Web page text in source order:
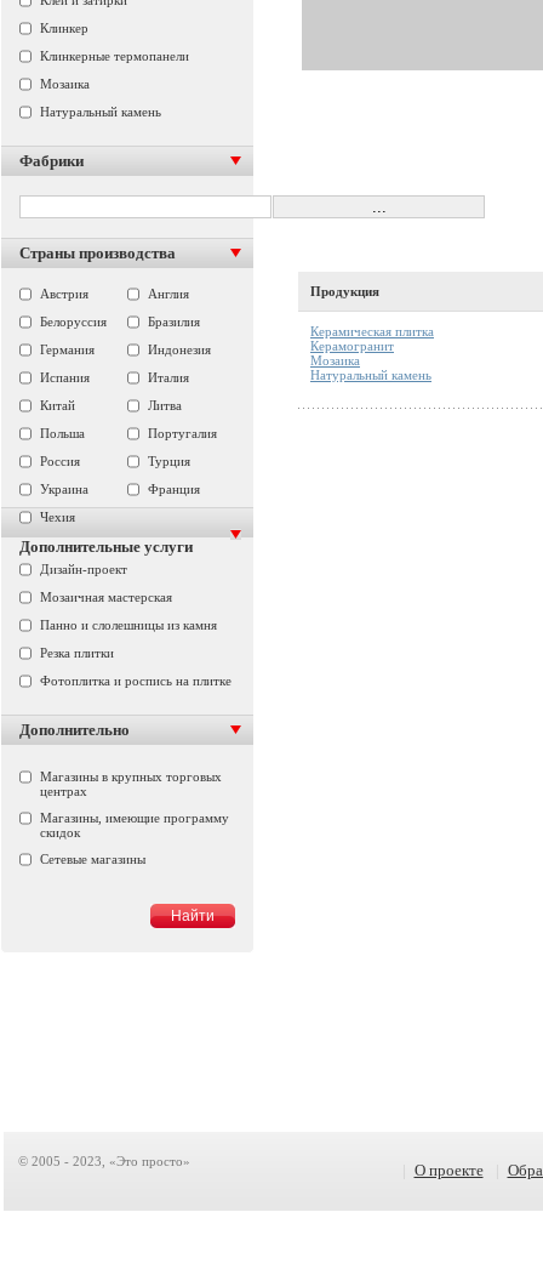
Продукция
Керамическая плитка
Керамогранит
Мозаика
Натуральный камень
Клинкер
Клинкерные термопанели
Мозаика
Натуральный камень
Фабрики
Страны производства
Австрия
Англия
Белоруссия
Бразилия
Германия
Индонезия
Испания
Италия
Китай
Литва
Польша
Португалия
Россия
Турция
Украина
Франция
Чехия
Дополнительные услуги
Дизайн-проект
Мозаичная мастерская
Панно и слолешницы из камня
Резка плитки
Фотоплитка и роспись на плитке
Дополнительно
Магазины в крупных торговых
центрах
Магазины, имеющие программу
скидок
Сетевые магазины
© 2005 - 2023, «Это просто» О проекте